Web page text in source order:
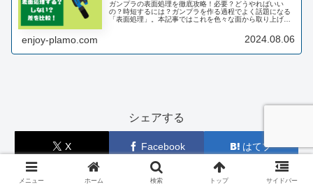
ガンプラの表面処理を徹底攻略！必要？どうやればいい
の？時短するには？ガンプラを作る過程でよく話題になる
「表面処理」。本記事ではこれを色々な面から取り上げて
enjoy-plamo.com 2024.08.06
シェアする
X Facebook はてブ
コピー
メニュー ホーム 検索 トップ サイドバー